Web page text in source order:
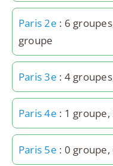
Paris 2e : 6
groupe
Paris 3e : 4
Paris 4e : 1
Paris 5e : 0